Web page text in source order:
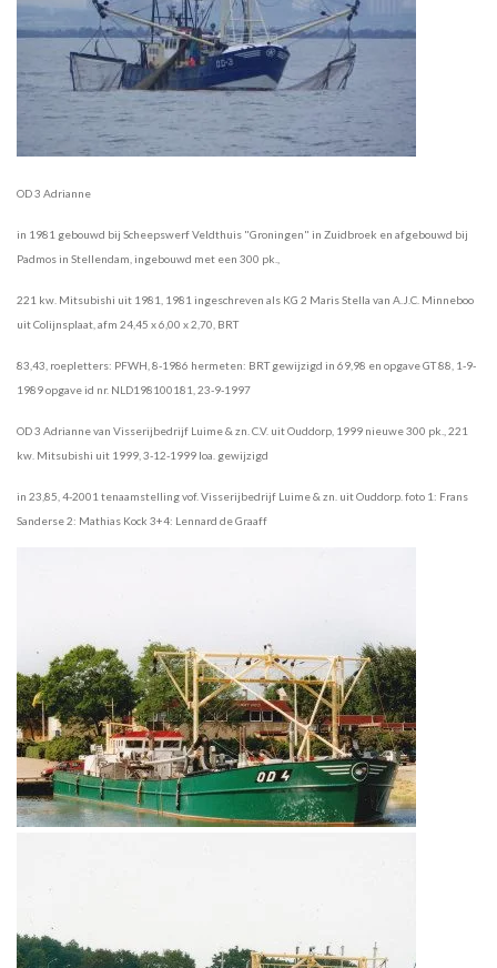
OD 3 Adrianne
in 1981 gebouwd bij Scheepswerf Veldthuis "Groningen" in Zuidbroek en afgebouwd bij
Padmos in Stellendam, ingebouwd met een 300 pk.,
221 kw. Mitsubishi uit 1981, 1981 ingeschreven als KG 2 Maris Stella van A.J.C. Minneboo
uit Colijnsplaat, afm 24,45 x 6,00 x 2,70, BRT
83,43, roepletters: PFWH, 8-1986 hermeten: BRT gewijzigd in 69,98 en opgave GT 88, 1-9-
1989 opgave id nr. NLD198100181, 23-9-1997
OD 3 Adrianne van Visserijbedrijf Luime & zn. C.V. uit Ouddorp, 1999 nieuwe 300 pk., 221
kw. Mitsubishi uit 1999, 3-12-1999 loa. gewijzigd
in 23,85, 4-2001 tenaamstelling vof. Visserijbedrijf Luime & zn. uit Ouddorp. foto 1: Frans
Sanderse 2: Mathias Kock 3+4: Lennard de Graaff